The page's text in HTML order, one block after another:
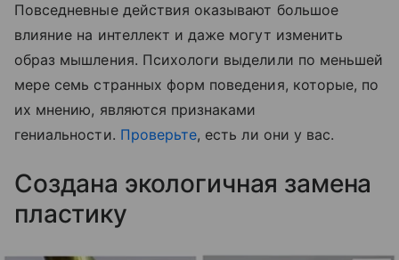
Повседневные действия оказывают большое
влияние на интеллект и даже могут изменить
образ мышления. Психологи выделили по меньшей
мере семь странных форм поведения, которые, по
их мнению, являются признаками
гениальности. Проверьте, есть ли они у вас.
Создана экологичная замена
пластику